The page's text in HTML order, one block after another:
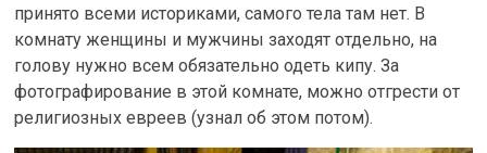
принято всеми историками, самого тела там нет. В
комнату женщины и мужчины заходят отдельно, на
голову нужно всем обязательно одеть кипу. За
фотографирование в этой комнате, можно отгрести от
религиозных евреев (узнал об этом потом).